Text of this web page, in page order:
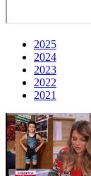
2025
2024
2023
2022
2021